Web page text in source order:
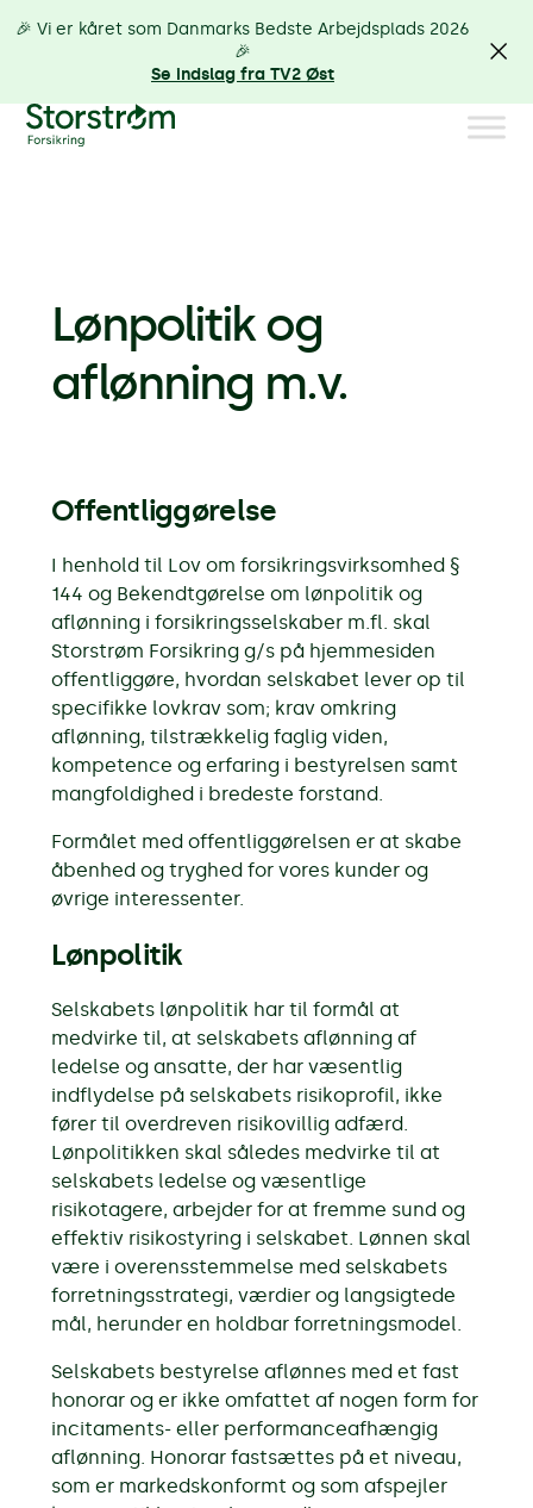
Lønpolitik og
aflønning m.v.
Offentliggørelse
I henhold til Lov om forsikringsvirksomhed §
144 og Bekendtgørelse om lønpolitik og
aflønning i forsikringsselskaber m.fl. skal
Storstrøm Forsikring g/s på hjemmesiden
offentliggøre, hvordan selskabet lever op til
specifikke lovkrav som; krav omkring
aflønning, tilstrækkelig faglig viden,
kompetence og erfaring i bestyrelsen samt
mangfoldighed i bredeste forstand.
Formålet med offentliggørelsen er at skabe
åbenhed og tryghed for vores kunder og
øvrige interessenter.
Lønpolitik
Selskabets lønpolitik har til formål at
medvirke til, at selskabets aflønning af
ledelse og ansatte, der har væsentlig
indflydelse på selskabets risikoprofil, ikke
fører til overdreven risikovillig adfærd.
Lønpolitikken skal således medvirke til at
selskabets ledelse og væsentlige
risikotagere, arbejder for at fremme sund og
effektiv risikostyring i selskabet. Lønnen skal
være i overensstemmelse med selskabets
forretningsstrategi, værdier og langsigtede
mål, herunder en holdbar forretningsmodel.
Selskabets bestyrelse aflønnes med et fast
honorar og er ikke omfattet af nogen form for
incitaments- eller performanceafhængig
aflønning. Honorar fastsættes på et niveau,
som er markedskonformt og som afspejler
🎉 Vi er kåret som Danmarks Bedste Arbejdsplads 2026
🎉
Se indslag fra TV2 Øst